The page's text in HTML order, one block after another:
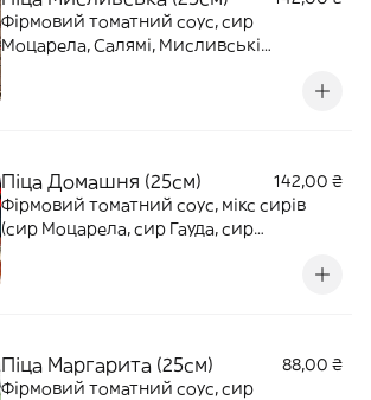
Фірмовий томатний соус, сир
Моцарела, Салямі, Мисливські
Піца Домашня (25см)
142,00 ₴
Фірмовий томатний соус, мікс сирів
(сир Моцарела, сир Гауда, сир
Піца Маргарита (25см)
88,00 ₴
Фірмовий томатний соус, сир